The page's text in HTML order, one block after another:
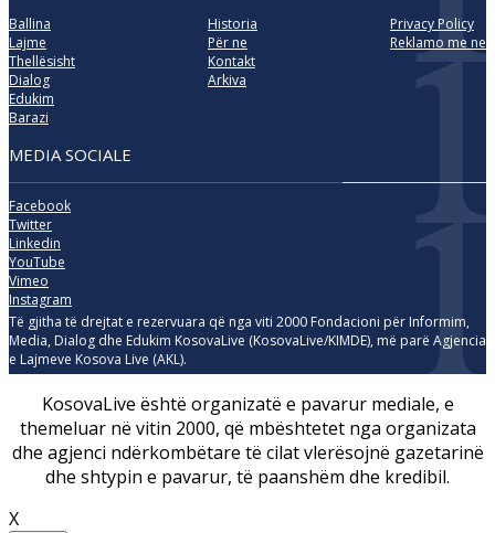
Ballina
Lajme
Thellësisht
Dialog
Edukim
Barazi
Historia
Për ne
Kontakt
Arkiva
Privacy Policy
Reklamo me ne
MEDIA SOCIALE
Facebook
Twitter
Linkedin
YouTube
Vimeo
Instagram
Të gjitha të drejtat e rezervuara që nga viti 2000 Fondacioni për Informim,
Media, Dialog dhe Edukim KosovaLive (KosovaLive/KIMDE), më parë Agjencia
e Lajmeve Kosova Live (AKL).
KosovaLive është organizatë e pavarur mediale, e
themeluar në vitin 2000, që mbështetet nga organizata
dhe agjenci ndërkombëtare të cilat vlerësojnë gazetarinë
dhe shtypin e pavarur, të paanshëm dhe kredibil.
X